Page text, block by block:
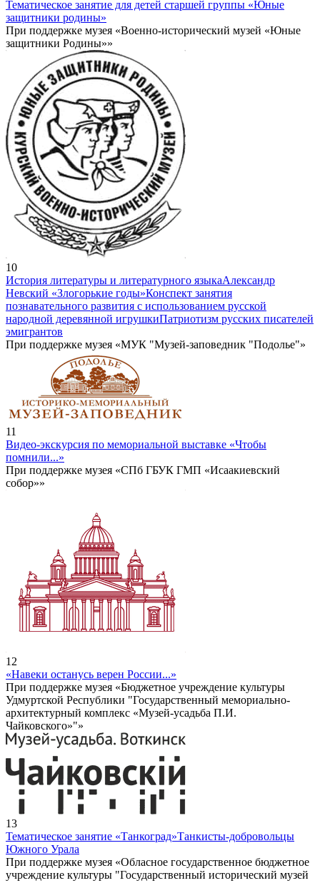
Тематическое занятие для детей старшей группы «Юные
защитники родины»
При поддержке музея «Военно-исторический музей «Юные
защитники Родины»»
10
История литературы и литературного языкаАлександр
Невский «Злогорькие годы»Конспект занятия
познавательного развития с использованием русской
народной деревянной игрушкиПатриотизм русских писателей
эмигрантов
При поддержке музея «МУК "Музей-заповедник "Подолье"»
11
Видео-экскурсия по мемориальной выставке «Чтобы
помнили...»
При поддержке музея «СПб ГБУК ГМП «Исаакиевский
собор»»
12
«Навеки останусь верен России...»
При поддержке музея «Бюджетное учреждение культуры
Удмуртской Республики "Государственный мемориально-
архитектурный комплекс «Музей-усадьба П.И.
Чайковского»"»
13
Тематическое занятие «Танкоград»Танкисты-добровольцы
Южного Урала
При поддержке музея «Обласное государственное бюджетное
учреждение культуры "Государственный исторический музей